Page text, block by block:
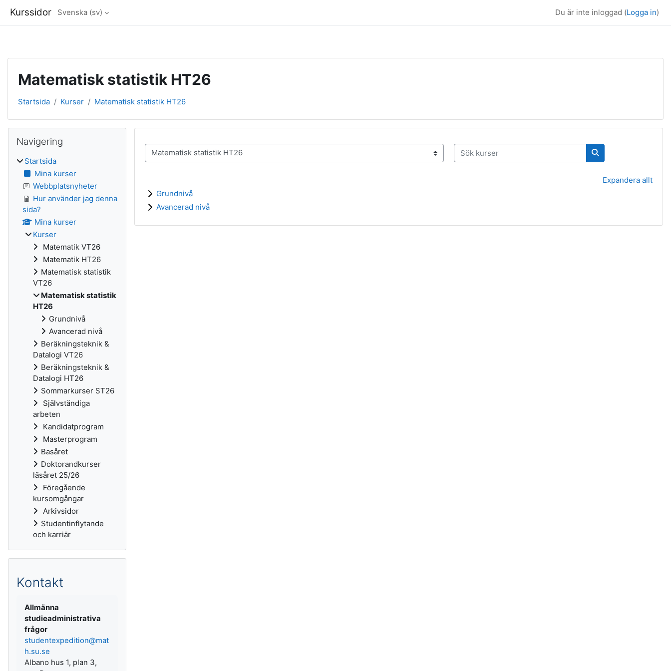
Kurssidor Svenska ‎(sv)‎ Du är inte inloggad (Logga in)
Matematisk statistik HT26
Startsida Kurser Matematisk statistik HT26
Kurskategorier
Sök kurser
Sök kurser
Expandera allt
Grundnivå
Avancerad nivå
Block
Navigering
Startsida
Mina kurser
Webbplatsnyheter
Hur använder jag denna
sida?
Mina kurser
Kurser
Matematik VT26
Matematik HT26
Matematisk statistik
VT26
Matematisk statistik
HT26
Grundnivå
Avancerad nivå
Beräkningsteknik &
Datalogi VT26
Beräkningsteknik &
Datalogi HT26
Sommarkurser ST26
Självständiga
arbeten
Kandidatprogram
Masterprogram
Basåret
Doktorandkurser
läsåret 25/26
Föregående
kursomgångar
Arkivsidor
Studentinflytande
och karriär
Kontakt
Allmänna
studieadministrativa
frågor
studentexpedition@mat
h.su.se
Albano hus 1, plan 3,